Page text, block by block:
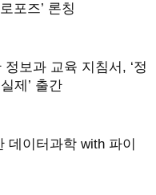
포즈’ 론칭
보과 교육 지침서, ‘정
제’ 출간
데이터과학 with 파이